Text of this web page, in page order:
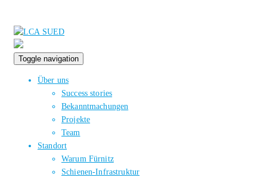
Toggle navigation
Über uns
Success stories
Bekanntmachungen
Projekte
Team
Standort
Warum Fürnitz
Schienen-Infrastruktur